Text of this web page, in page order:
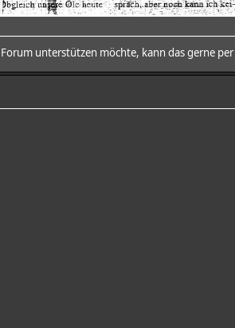
Forum unterstützen möchte, kann das gerne per